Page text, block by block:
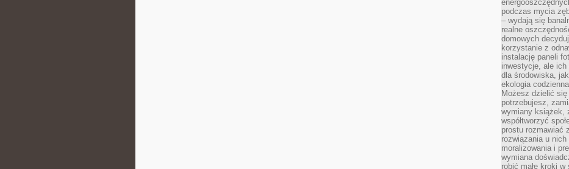
podczas mycia
– wydają się
realne
domowych
korzystanie z
instalację paneli
inwestycje, ale
dla środowiska,
ekologia
Możesz dzielić
potrzebujesz,
wymiany książek,
współtworzyć
prostu rozmawiać
rozwiązania u nich
moralizowania i
wymiana
robić małe kroki